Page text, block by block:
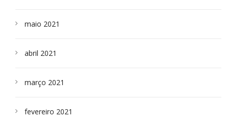
maio 2021
abril 2021
março 2021
fevereiro 2021